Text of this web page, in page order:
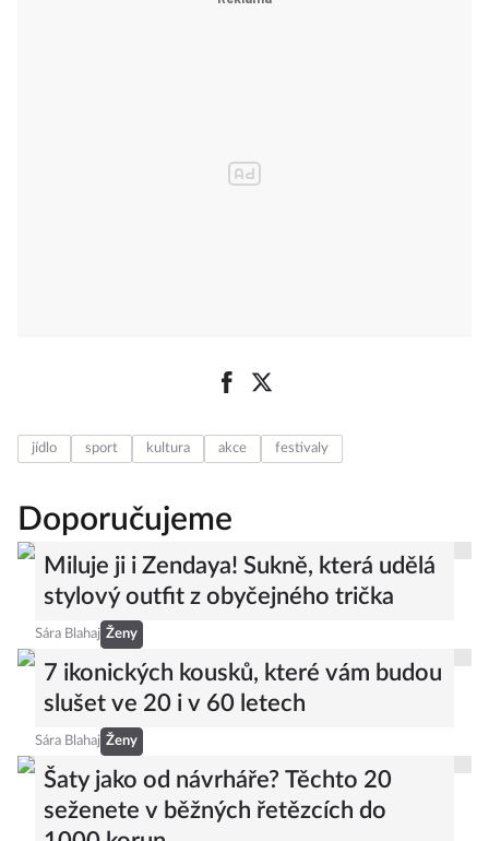
jídlo sport kultura akce festivaly
Doporučujeme
Miluje ji i Zendaya! Sukně, která udělá
stylový outfit z obyčejného trička
Sára Blahaj Ženy
7 ikonických kousků, které vám budou
slušet ve 20 i v 60 letech
Sára Blahaj Ženy
Šaty jako od návrháře? Těchto 20
seženete v běžných řetězcích do